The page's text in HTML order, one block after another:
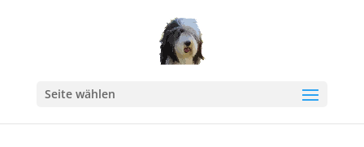
Seite wählen